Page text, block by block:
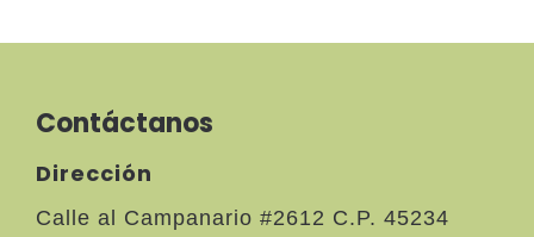
Contáctanos
Dirección
Calle al Campanario #2612 C.P. 45234